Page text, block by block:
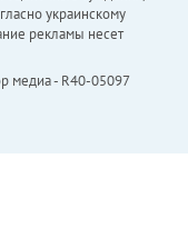
украинскому
рекламы несет
медиа - R40-05097